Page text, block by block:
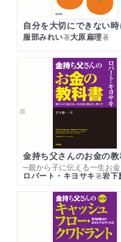
ないのに」圧力の理不尽
新聞2022/08/28
中日新聞・東京新聞に
た。「＜書く人＞やさ
る』 フリーライター・
日刊ゲンダイDIGITAL
新聞2022/08/06
2022/07/28
服部みれい著大原扁理著
金持ち父さんのお金の
ロバート・キヨサキ著岩下